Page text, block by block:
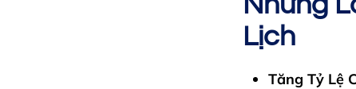
Lịch
Tăng Tỷ Lệ